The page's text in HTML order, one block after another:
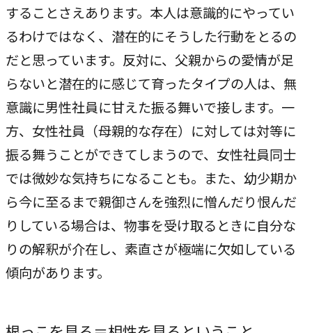
COMPANY
企業情報
介します。
会社概要
→
ライオンハートの基本情報
LH&creatives Inc.
→
グループ会社（海外拠点）の紹介
することさえあります。本人は意識的にやってい
るわけではなく、潜在的にそうした行動をとるの
だと思っています。反対に、父親からの愛情が足
らないと潜在的に感じて育ったタイプの人は、無
意識に男性社員に甘えた振る舞いで接します。一
方、女性社員（母親的な存在）に対しては対等に
振る舞うことができてしまうので、女性社員同士
では微妙な気持ちになることも。また、幼少期か
ら今に至るまで親御さんを強烈に憎んだり恨んだ
りしている場合は、物事を受け取るときに自分な
りの解釈が介在し、素直さが極端に欠如している
傾向があります。